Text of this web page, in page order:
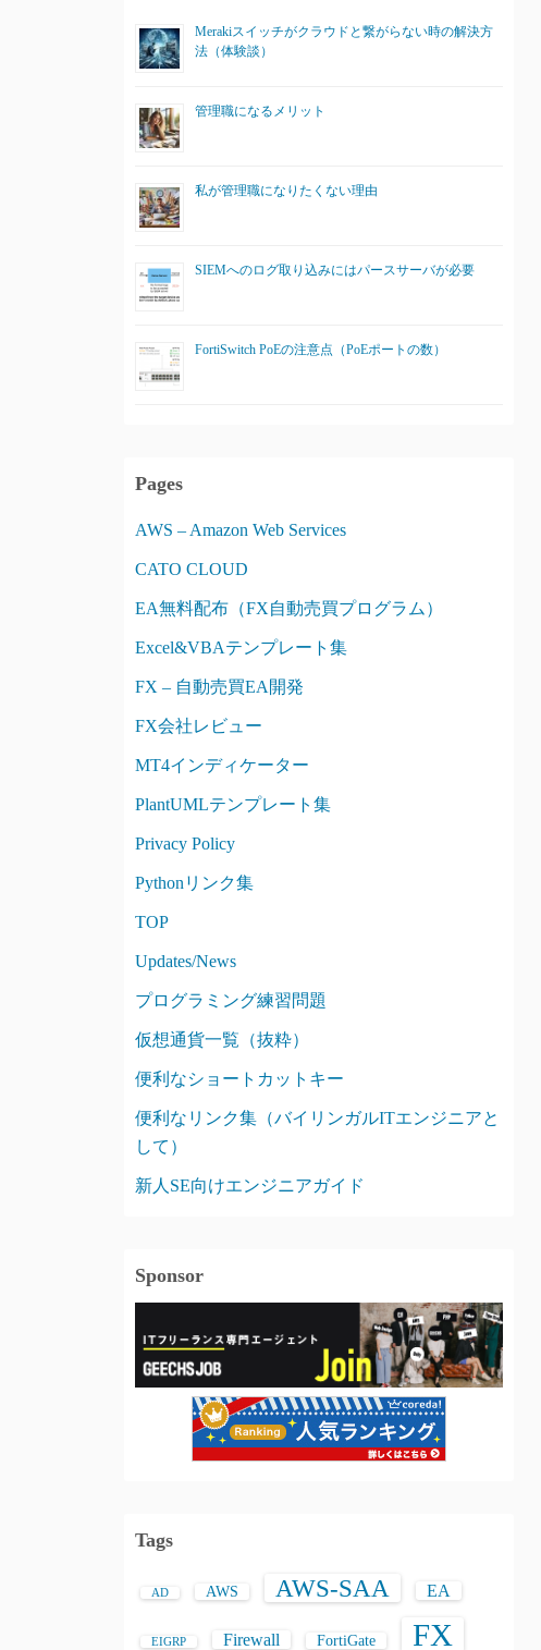
Merakiスイッチがクラウドと繋がらない時の解決方
法（体験談）
管理職になるメリット
私が管理職になりたくない理由
SIEMへのログ取り込みにはパースサーバが必要
FortiSwitch PoEの注意点（PoEポートの数）
Pages
AWS – Amazon Web Services
CATO CLOUD
EA無料配布（FX自動売買プログラム）
Excel&VBAテンプレート集
FX – 自動売買EA開発
FX会社レビュー
MT4インディケーター
PlantUMLテンプレート集
Privacy Policy
Pythonリンク集
TOP
Updates/News
プログラミング練習問題
仮想通貨一覧（抜粋）
便利なショートカットキー
便利なリンク集（バイリンガルITエンジニアと
して）
新人SE向けエンジニアガイド
Sponsor
Tags
AD AWS AWS-SAA EA
EIGRP Firewall FortiGate FX